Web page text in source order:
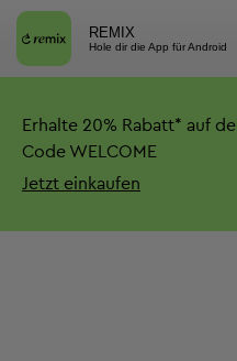
REMIX
Hole dir die App für Android
Erhalte 20% Rabatt* auf
Code WELCOME
Jetzt einkaufen